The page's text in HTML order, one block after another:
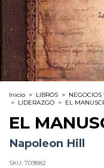
Inicio > LIBROS > NEGOCIOS
> LIDERAZGO > EL
EL
Napoleon Hill
SKU: 709882